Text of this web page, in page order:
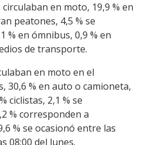
en moto, 19,9 % en
peatones, 4,5 % se
% en ómnibus, 0,9 % en
de transporte.
en moto en el
30,6 % en auto o camioneta,
ciclistas, 2,1 % se
% corresponden a
% se ocasionó entre las
08:00 del lunes.